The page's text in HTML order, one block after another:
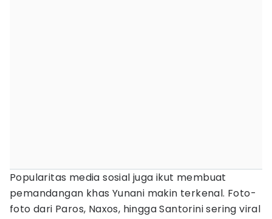
Popularitas media sosial juga ikut membuat
pemandangan khas Yunani makin terkenal. Foto-
foto dari Paros, Naxos, hingga Santorini sering viral